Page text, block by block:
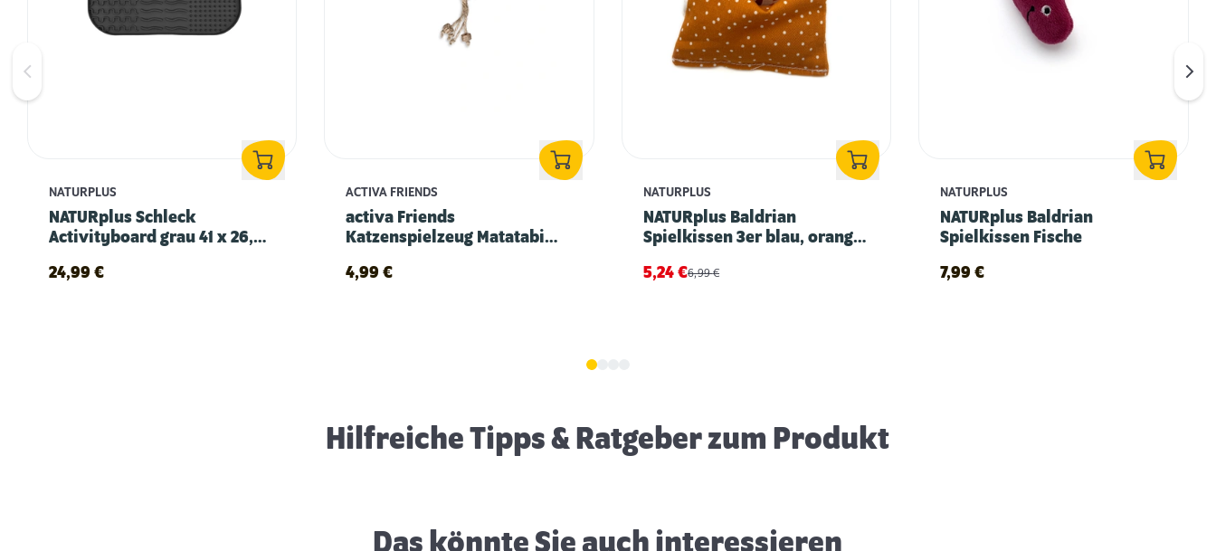
NATURPLUS
NATURplus Schleck
Activityboard grau 41 x 26,5
24,99 €
ACTIVA FRIENDS
activa Friends
Katzenspielzeug Matatabi
4,99€
NATURPLUS
NATURplus Baldrian
Spielkissen 3er blau, orange,
5,24 €6,99€
NATURPLUS
NATURplus Baldrian
Spielkissen Fische
7,99€
Hilfreiche Tipps & Ratgeber zum Produkt
Das könnte Sie auch interessieren